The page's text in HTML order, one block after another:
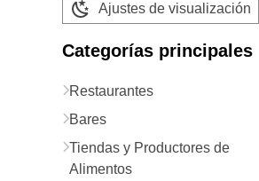
Ajustes de visualización
Categorías principales
Restaurantes
Bares
Tiendas y Productores de
Alimentos